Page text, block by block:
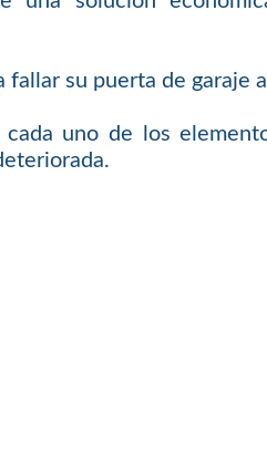
su puerta de garaje
cada uno de los